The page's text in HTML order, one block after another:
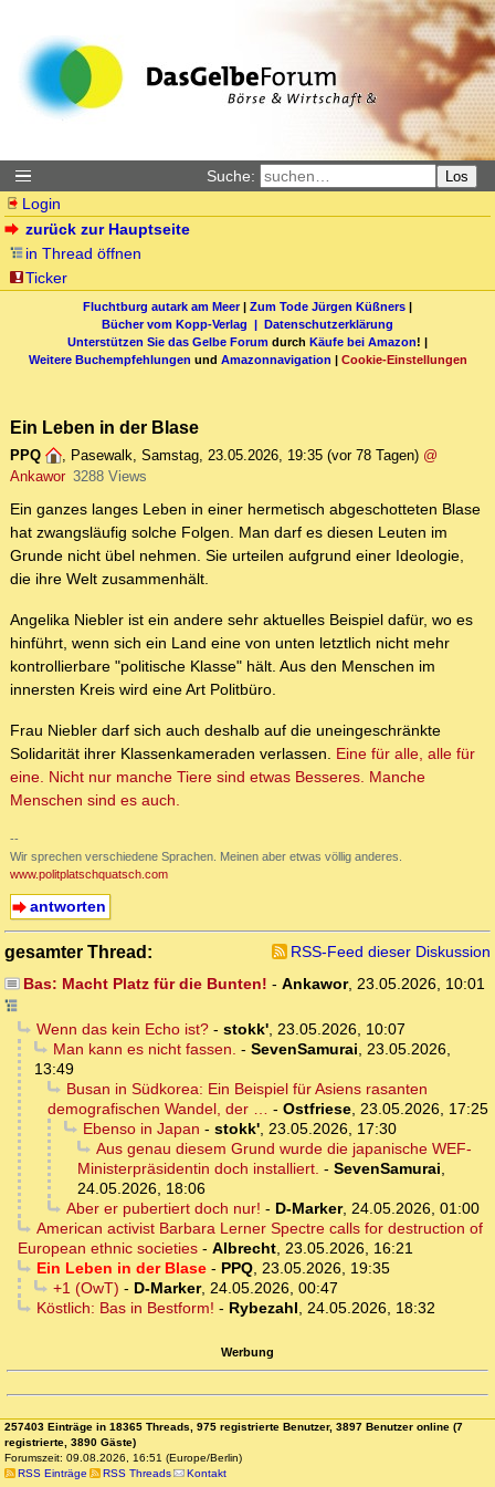
Suche: Los
Login
zurück zur Hauptseite
in Thread öffnen
Ticker
Fluchtburg autark am Meer| Zum Tode Jürgen Küßners |
Bücher vom Kopp-Verlag | Datenschutzerklärung
Unterstützen Sie das Gelbe Forum durch Käufe bei Amazon! |
Weitere Buchempfehlungen und Amazonnavigation | Cookie-Einstellungen
Ein Leben in der Blase
PPQ , Pasewalk, Samstag, 23.05.2026, 19:35 (vor 78 Tagen) @
Ankawor 3288 Views
Ein ganzes langes Leben in einer hermetisch abgeschotteten Blase
hat zwangsläufig solche Folgen. Man darf es diesen Leuten im
Grunde nicht übel nehmen. Sie urteilen aufgrund einer Ideologie,
die ihre Welt zusammenhält.
Angelika Niebler ist ein andere sehr aktuelles Beispiel dafür, wo es
hinführt, wenn sich ein Land eine von unten letztlich nicht mehr
kontrollierbare "politische Klasse" hält. Aus den Menschen im
innersten Kreis wird eine Art Politbüro.
Frau Niebler darf sich auch deshalb auf die uneingeschränkte
Solidarität ihrer Klassenkameraden verlassen. Eine für alle, alle für
eine. Nicht nur manche Tiere sind etwas Besseres. Manche
Menschen sind es auch.
--
Wir sprechen verschiedene Sprachen. Meinen aber etwas völlig anderes.
www.politplatschquatsch.com
antworten
gesamter Thread:
RSS-Feed dieser Diskussion
Bas: Macht Platz für die Bunten! - Ankawor, 23.05.2026, 10:01
Wenn das kein Echo ist?- stokk', 23.05.2026, 10:07
Man kann es nicht fassen. - SevenSamurai, 23.05.2026,
13:49
Busan in Südkorea: Ein Beispiel für Asiens rasanten
demografischen Wandel, der … - Ostfriese, 23.05.2026, 17:25
Ebenso in Japan - stokk', 23.05.2026, 17:30
Aus genau diesem Grund wurde die japanische WEF-
Ministerpräsidentin doch installiert. - SevenSamurai,
24.05.2026, 18:06
Aber er pubertiert doch nur! - D-Marker, 24.05.2026, 01:00
American activist Barbara Lerner Spectre calls for destruction of
European ethnic societies - Albrecht, 23.05.2026, 16:21
Ein Leben in der Blase- PPQ, 23.05.2026, 19:35
+1 (OwT) - D-Marker, 24.05.2026, 00:47
Köstlich: Bas in Bestform! - Rybezahl, 24.05.2026, 18:32
Werbung
257403 Einträge in 18365 Threads, 975 registrierte Benutzer, 3897 Benutzer online (7
registrierte, 3890 Gäste)
Forumszeit: 09.08.2026, 16:51 (Europe/Berlin)
RSS Einträge
RSS Threads Kontakt